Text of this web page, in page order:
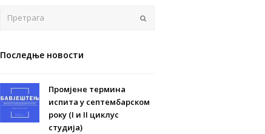
Последње новости
Промјене термина
испита у септембарском
року (I и II циклус
студија)